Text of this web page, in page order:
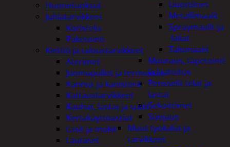
Liuottimet
Metallimaalit
Spraymaalit ja
-lakat
Talomaalit
Muuraus, tapetointi
ja laatoitus
Pensselit telat ja
lastat
Sekoittimet
Suojaus
Muut työkalut ja
tarvikkeet
Huonetuoksut
Juhlatarvikkeet
Koristelu
Paketointi
Keittiö ja taloustarvikkeet
Aterimet
Juomapullot ja termokset
Kannut ja kanisterit
Kattaustarvikkeet
Kauhat, lastat ja sudit
Kertakäyttöastiat
Lasit ja mukit
Lautaset